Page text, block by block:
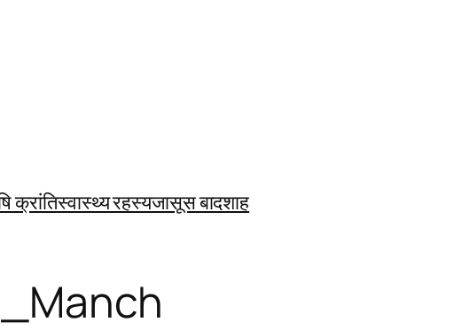
क्रांतिस्वास्थ्य रहस्यजासूस बादशाह